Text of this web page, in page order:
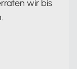
wir bis